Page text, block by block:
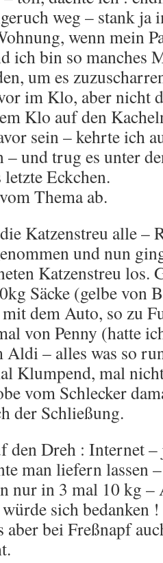
weg – stank ja
wenn mein
ich bin so
um es
im Klo, aber nicht
Klo auf den
sein – kehrte ich
– und trug es unter
Eckchen.
Thema ab.
Katzenstreu alle –
und nun
Katzenstreu los.
Säcke (gelbe von
dem Auto, so zu
von Penny (hatte
Aldi – alles was so
Klumpend, mal
vom Schlecker
der Schließung.
den Dreh : Internet –
man liefern lassen
nur in 3 mal 10 kg –
sich bedanken
aber bei Freßnapf